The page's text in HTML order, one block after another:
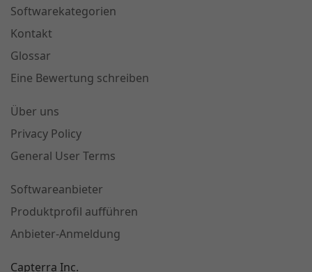
Softwarekategorien
Kontakt
Glossar
Eine Bewertung schreiben
Über uns
Privacy Policy
General User Terms
Softwareanbieter
Produktprofil aufführen
Anbieter-Anmeldung
Capterra Inc.